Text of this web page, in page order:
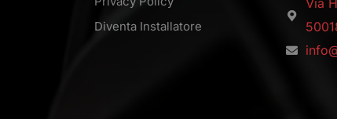
Diventa Installatore
Via